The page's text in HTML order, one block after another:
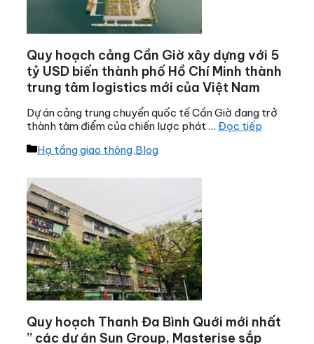
Quy hoạch cảng Cần Giờ xây dựng với 5
tỷ USD biến thành phố Hồ Chí Minh thành
trung tâm logistics mới của Việt Nam
Dự án cảng trung chuyển quốc tế Cần Giờ đang trở
thành tâm điểm của chiến lược phát … Đọc tiếp
Danh
Hạ tầng giao thông,Blog
Quy hoạch Thanh Đa Bình Quới mới nhất
” các dự án Sun Group, Masterise sắp